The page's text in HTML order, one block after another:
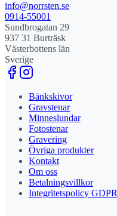
info@norrsten.se
0914-55001
Sundbrogatan 29
937 31 Burträsk
Västerbottens län
Sverige
Bänkskivor
Gravstenar
Minneslundar
Fotostenar
Gravering
Övriga produkter
Kontakt
Om oss
Betalningsvillkor
Integritetspolicy GDPR